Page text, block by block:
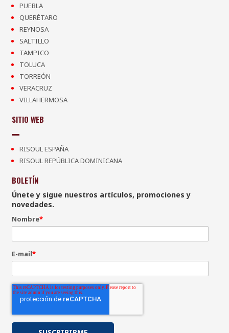
PUEBLA
QUERÉTARO
REYNOSA
SALTILLO
TAMPICO
TOLUCA
TORREÓN
VERACRUZ
VILLAHERMOSA
SITIO WEB
RISOUL ESPAÑA
RISOUL REPÚBLICA DOMINICANA
BOLETÍN
Únete y sigue nuestros artículos, promociones y
novedades.
Nombre*
E-mail*